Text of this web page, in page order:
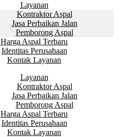
Layanan
Kontraktor Aspal
Jasa Perbaikan Jalan
Pemborong Aspal
Harga Aspal Terbaru
Identitas Perusahaan
Kontak Layanan
Layanan
Kontraktor Aspal
Jasa Perbaikan Jalan
Pemborong Aspal
Harga Aspal Terbaru
Identitas Perusahaan
Kontak Layanan